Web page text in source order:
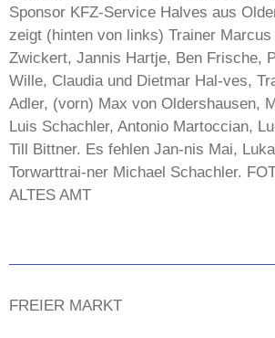
Sponsor KFZ-Service Halves aus
zeigt (hinten von links) Trainer
Zwickert, Jannis Hartje, Ben Frische,
Wille, Claudia und Dietmar Hal-ves,
Adler, (vorn) Max von Oldershausen,
Luis Schachler, Antonio Martoccian,
Till Bittner. Es fehlen Jan-nis Mai,
Torwarttrai-ner Michael Schachler.
ALTES AMT
FREIER MARKT